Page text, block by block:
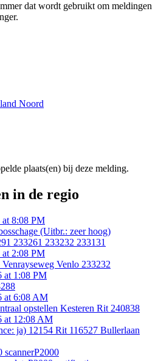
dat wordt gebruikt om meldingen
Noord
plaats(en) bij deze melding.
in de regio
8:08 PM
(Uitbr.: zeer hoog)
233261 233232 233131
2:08 PM
Venlo 233232
at 1:08 PM
at 6:08 AM
opstellen Kesteren Rit 240838
at 12:08 AM
ja) 12154 Rit 116527 Bullerlaan
scannerP2000